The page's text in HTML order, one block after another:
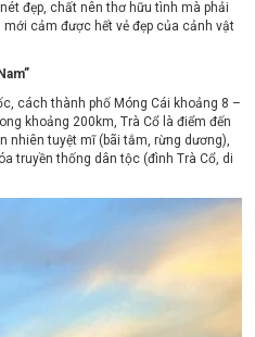
đẹp, chất nên thơ hữu tình mà phải
cảm được hết vẻ đẹp của cảnh vật
cách thành phố Móng Cái khoảng 8 –
khoảng 200km, Trà Cổ là điểm đến
nhiên tuyệt mĩ (bãi tắm, rừng dương),
truyền thống dân tộc (đình Trà Cổ, di